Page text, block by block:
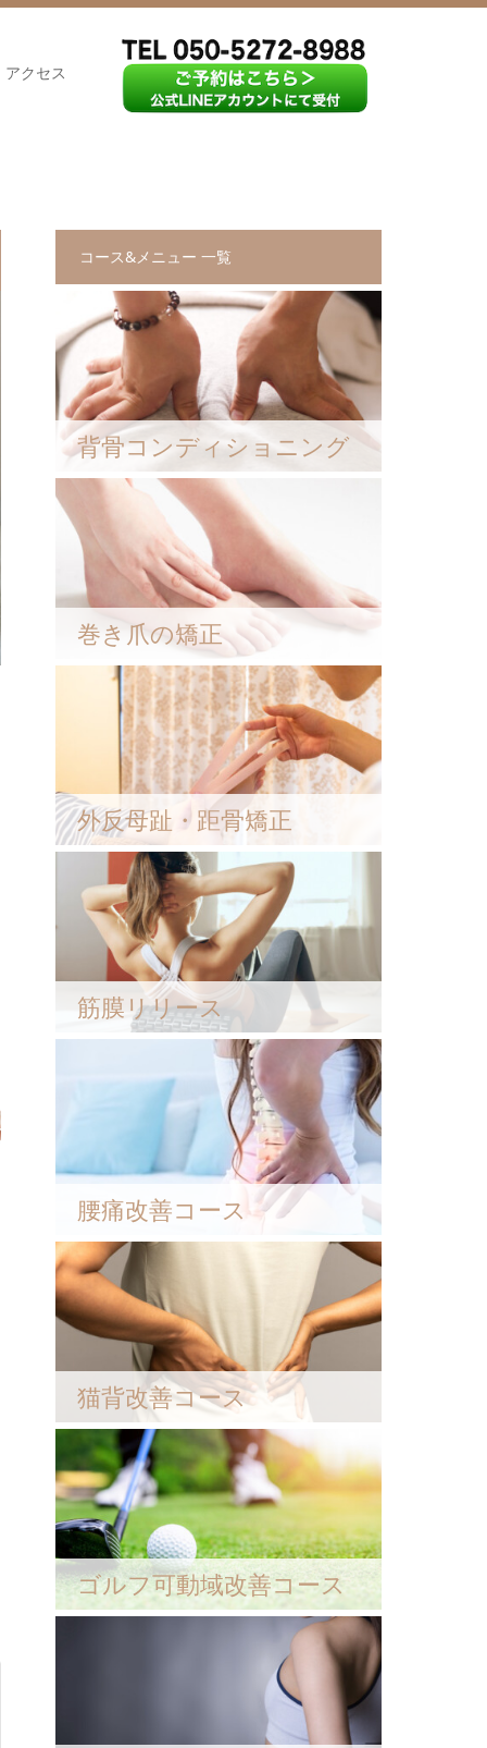
アクセス
コース&メニュー 一覧
背骨コンディショニング
巻き爪の矯正
外反母趾・距骨矯正
筋膜リリース
腰痛改善コース
猫背改善コース
ゴルフ可動域改善コース